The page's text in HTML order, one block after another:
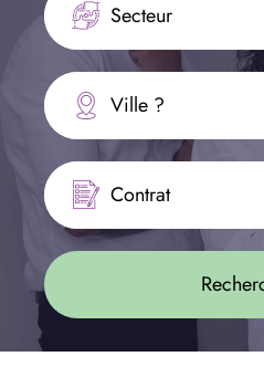
Secteur
Ville ?
Contrat